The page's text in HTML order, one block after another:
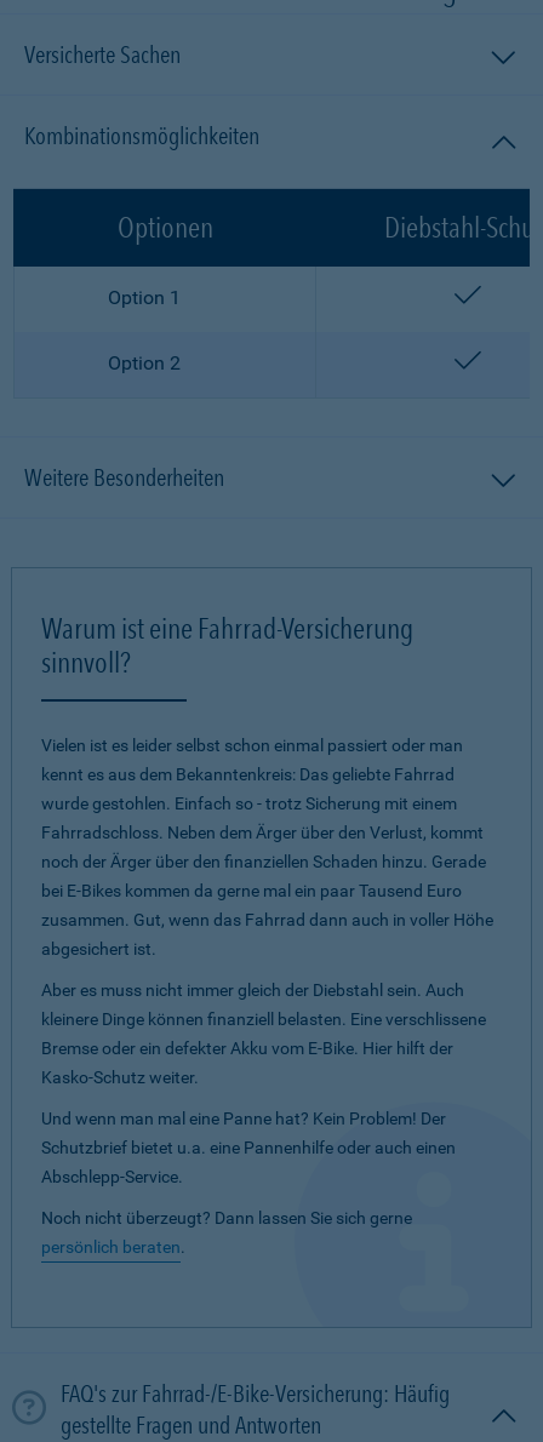
Versicherte Sachen
Kombinationsmöglichkeiten
Optionen Diebstahl-
Option 1
Option 2
Weitere Besonderheiten
Warum ist eine Fahrrad-Versicherung
sinnvoll?
Vielen ist es leider selbst schon einmal passiert oder man
kennt es aus dem Bekanntenkreis: Das geliebte Fahrrad
wurde gestohlen. Einfach so - trotz Sicherung mit einem
Fahrradschloss. Neben dem Ärger über den Verlust, kommt
noch der Ärger über den finanziellen Schaden hinzu. Gerade
bei E-Bikes kommen da gerne mal ein paar Tausend Euro
zusammen. Gut, wenn das Fahrrad dann auch in voller Höhe
abgesichert ist.
Aber es muss nicht immer gleich der Diebstahl sein. Auch
kleinere Dinge können finanziell belasten. Eine verschlissene
Bremse oder ein defekter Akku vom E-Bike. Hier hilft der
Kasko-Schutz weiter.
Und wenn man mal eine Panne hat? Kein Problem! Der
Schutzbrief bietet u.a. eine Pannenhilfe oder auch einen
Abschlepp-Service.
Noch nicht überzeugt? Dann lassen Sie sich gerne
persönlich beraten.
FAQ's zur Fahrrad-/E-Bike-Versicherung: Häufig
gestellte Fragen und Antworten